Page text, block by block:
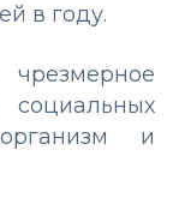
в году.
социальных
и